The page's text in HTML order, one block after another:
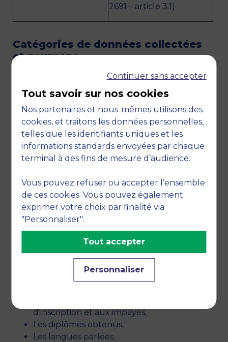
2691 – article 3.1)
Catégories de données collectées
et sources :
Les données personnelles sont collectées
effectuée directement auprès de ses services.
Elles peuvent également être transmises par les
partenaires de MBS (établissements
d’enseignement supérieur, entités chargées du
recrutement des candidats aux concours, etc.).
De manière générale, les données
traitées par MBS sont les suivantes :
L’état civil et les données d’identification
nationalité, etc.),
Les coordonnées personnelles postales,
téléphoniques et électroniques,
Des éléments de vie personnelle (état civil,
d’inscription et aux impayés,
Les diplômes obtenus,
Les langues parlées,
Continuer sans accepter
Tout savoir sur nos cookies
Nos partenaires et nous-mêmes utilisons des
cookies, et traitons les données personnelles,
telles que les identifiants uniques et les
informations standards envoyées par chaque
terminal à des fins de mesure d’audience.
Vous pouvez refuser ou accepter l’ensemble
de ces cookies. Vous pouvez également
exprimer votre choix par finalité via
"Personnaliser".
Personnaliser
Tout accepter